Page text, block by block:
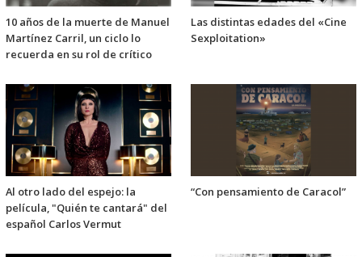
10 años de la muerte de Manuel
Martínez Carril, un ciclo lo
recuerda en su rol de crítico
Las distintas edades del «Cine
Sexploitation»
Al otro lado del espejo: la
película, "Quién te cantará" del
español Carlos Vermut
“Con pensamiento de Caracol”